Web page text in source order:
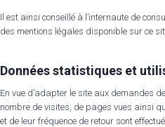
Il est ainsi conseillé à l’internaute de
des mentions légales disponible sur ce
Données statistiques et
En vue d’adapter le site aux demandes
nombre de visites, de pages vues ainsi
et de leur fréquence de retour sont